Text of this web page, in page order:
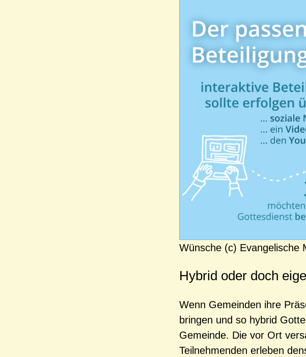
Wünsche (c) Evangelische
Hybrid oder doch
Wenn Gemeinden ihre
bringen und so hybrid
Gemeinde. Die vor Ort
Teilnehmenden erleben